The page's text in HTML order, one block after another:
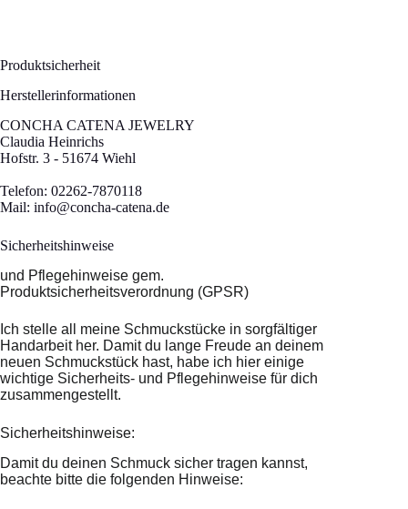
Produktsicherheit
Herstellerinformationen
CONCHA CATENA JEWELRY
Claudia Heinrichs
Hofstr. 3 - 51674 Wiehl
Telefon: 02262-7870118
Mail: info@concha-catena.de
Sicherheitshinweise
und Pflegehinweise gem.
Produktsicherheitsverordnung (GPSR)
Ich stelle all meine Schmuckstücke in sorgfältiger
Handarbeit her. Damit du lange Freude an deinem
neuen Schmuckstück hast, habe ich hier einige
wichtige Sicherheits- und Pflegehinweise für dich
zusammengestellt.
Sicherheitshinweise:
Damit du deinen Schmuck sicher tragen kannst,
beachte bitte die folgenden Hinweise: